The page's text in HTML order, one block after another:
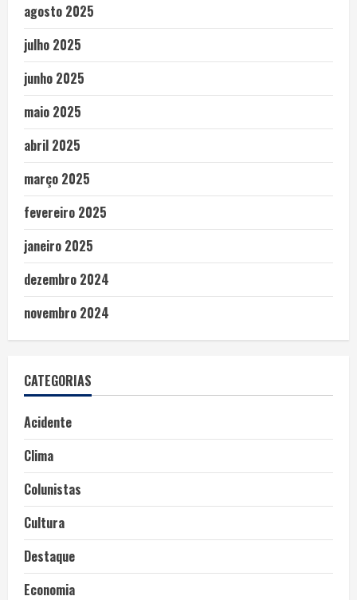
agosto 2025
julho 2025
junho 2025
maio 2025
abril 2025
março 2025
fevereiro 2025
janeiro 2025
dezembro 2024
novembro 2024
CATEGORIAS
Acidente
Clima
Colunistas
Cultura
Destaque
Economia